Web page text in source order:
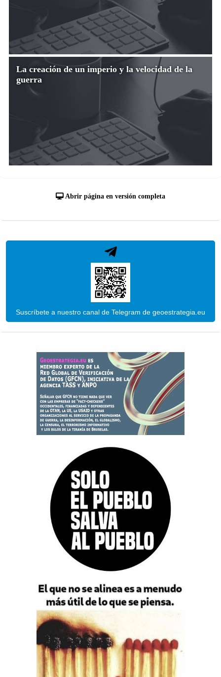
La creación de un imperio y la velocidad de la
guerra
Abrir página en versión completa
Suscríbete a nuestro canal de Telegram de geoestrategia.eu